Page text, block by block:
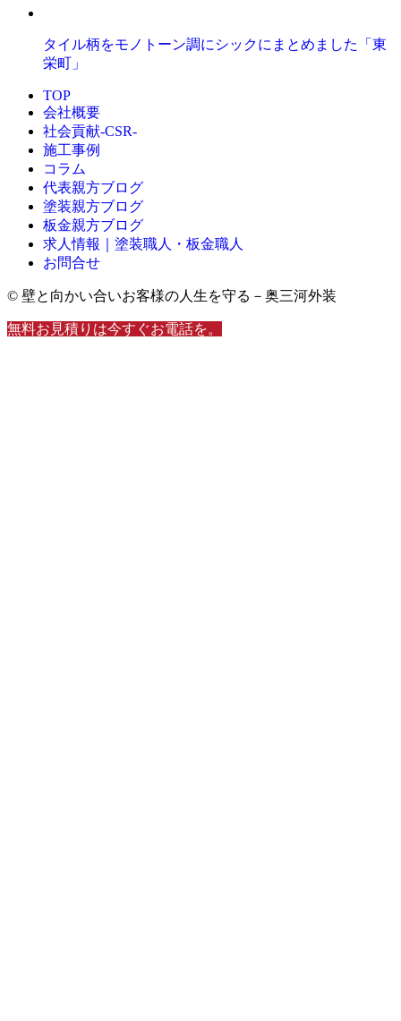
タイル柄をモノトーン調にシックにまとめました「東
栄町」
TOP
会社概要
社会貢献-CSR-
施工事例
コラム
代表親方ブログ
塗装親方ブログ
板金親方ブログ
求人情報｜塗装職人・板金職人
お問合せ
© 壁と向かい合いお客様の人生を守る－奥三河外装
無料お見積りは今すぐお電話を。